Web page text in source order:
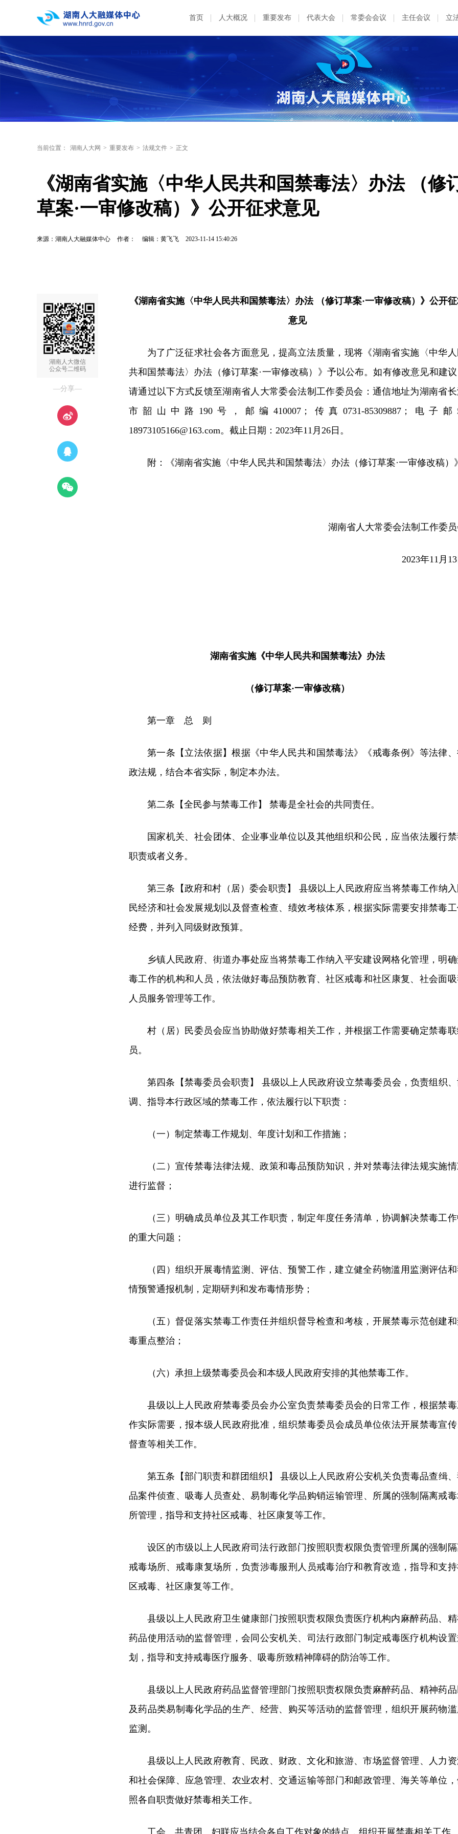
首页 人大概况 重要发布 代表大会 常委会会议 主任会议 立
当前位置： 湖南人大网 > 重要发布 > 法规文件 > 正文
《湖南省实施〈中华人民共和国禁毒法〉办法 （修
草案·一审修改稿）》公开征求意见
来源：湖南人大融媒体中心 作者： 编辑：黄飞飞 2023-11-14 15:40:26
湖南人大微信
公众号二维码
—分享—
《湖南省实施〈中华人民共和国禁毒法〉办法 （修订草案·一审修改稿）》公开
意见
为了广泛征求社会各方面意见，提高立法质量，现将《湖南省实施〈中华
共和国禁毒法〉办法（修订草案·一审修改稿）》予以公布。如有修改意见和建议
请通过以下方式反馈至湖南省人大常委会法制工作委员会：通信地址为湖南省
市韶山中路190号，邮编410007；传真0731-85309887；电子邮
18973105166@163.com。截止日期：2023年11月26日。
附：《湖南省实施〈中华人民共和国禁毒法〉办法（修订草案·一审修改稿）》
湖南省人大常委会法制工作委
2023年11月13
湖南省实施《中华人民共和国禁毒法》办法
（修订草案·一审修改稿）
第一章 总 则
第一条【立法依据】根据《中华人民共和国禁毒法》《戒毒条例》等法律
政法规，结合本省实际，制定本办法。
第二条【全民参与禁毒工作】 禁毒是全社会的共同责任。
国家机关、社会团体、企业事业单位以及其他组织和公民，应当依法履行
职责或者义务。
第三条【政府和村（居）委会职责】 县级以上人民政府应当将禁毒工作纳入
民经济和社会发展规划以及督查检查、绩效考核体系，根据实际需要安排禁毒
经费，并列入同级财政预算。
乡镇人民政府、街道办事处应当将禁毒工作纳入平安建设网格化管理，明
毒工作的机构和人员，依法做好毒品预防教育、社区戒毒和社区康复、社会面
人员服务管理等工作。
村（居）民委员会应当协助做好禁毒相关工作，并根据工作需要确定禁毒
员。
第四条【禁毒委员会职责】 县级以上人民政府设立禁毒委员会，负责组织
调、指导本行政区域的禁毒工作，依法履行以下职责：
（一）制定禁毒工作规划、年度计划和工作措施；
（二）宣传禁毒法律法规、政策和毒品预防知识，并对禁毒法律法规实施
进行监督；
（三）明确成员单位及其工作职责，制定年度任务清单，协调解决禁毒工作
的重大问题；
（四）组织开展毒情监测、评估、预警工作，建立健全药物滥用监测评估
情预警通报机制，定期研判和发布毒情形势；
（五）督促落实禁毒工作责任并组织督导检查和考核，开展禁毒示范创建
毒重点整治；
（六）承担上级禁毒委员会和本级人民政府安排的其他禁毒工作。
县级以上人民政府禁毒委员会办公室负责禁毒委员会的日常工作，根据禁
作实际需要，报本级人民政府批准，组织禁毒委员会成员单位依法开展禁毒宣传
督查等相关工作。
第五条【部门职责和群团组织】 县级以上人民政府公安机关负责毒品查缉
品案件侦查、吸毒人员查处、易制毒化学品购销运输管理、所属的强制隔离戒
所管理，指导和支持社区戒毒、社区康复等工作。
设区的市级以上人民政府司法行政部门按照职责权限负责管理所属的强制
戒毒场所、戒毒康复场所，负责涉毒服刑人员戒毒治疗和教育改造，指导和支
区戒毒、社区康复等工作。
县级以上人民政府卫生健康部门按照职责权限负责医疗机构内麻醉药品、
药品使用活动的监督管理，会同公安机关、司法行政部门制定戒毒医疗机构设
划，指导和支持戒毒医疗服务、吸毒所致精神障碍的防治等工作。
县级以上人民政府药品监督管理部门按照职责权限负责麻醉药品、精神药
及药品类易制毒化学品的生产、经营、购买等活动的监督管理，组织开展药物滥
监测。
县级以上人民政府教育、民政、财政、文化和旅游、市场监督管理、人力
和社会保障、应急管理、农业农村、交通运输等部门和邮政管理、海关等单位
照各自职责做好禁毒相关工作。
工会、共青团、妇联应当结合各自工作对象的特点，组织开展禁毒相关工作。